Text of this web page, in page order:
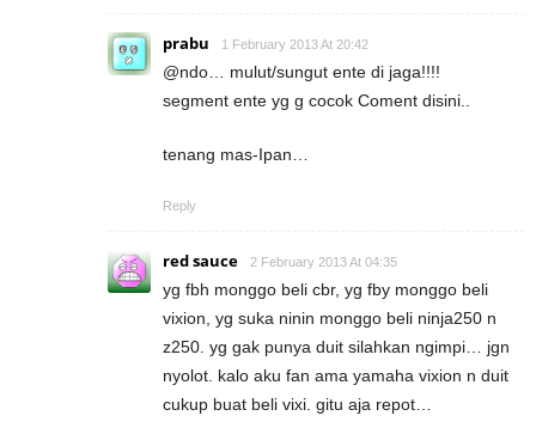
prabu 1 February 2013 At 20:42
@ndo… mulut/sungut ente di jaga!!!!
segment ente yg g cocok Coment disini..
tenang mas-Ipan…
Reply
red sauce 2 February 2013 At 04:35
yg fbh monggo beli cbr, yg fby monggo beli
vixion, yg suka ninin monggo beli ninja250 n
z250. yg gak punya duit silahkan ngimpi… jgn
nyolot. kalo aku fan ama yamaha vixion n duit
cukup buat beli vixi. gitu aja repot…